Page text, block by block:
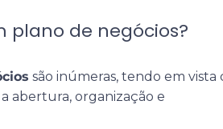
plano de negócios?
são inúmeras, tendo em vista
abertura, organização e